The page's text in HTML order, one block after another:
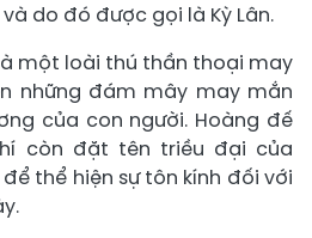
do đó được gọi là Kỳ Lân.
một loài thú thần thoại may
những đám mây may mắn
của con người. Hoàng đế
còn đặt tên triều đại của
thể hiện sự tôn kính đối với